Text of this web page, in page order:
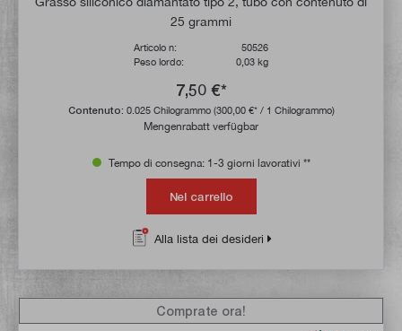
25 grammi
Articolo n:
50526
Peso lordo:
0,03 kg
7,50 €*
Contenuto: 0.025 Chilogrammo (300,00 €* / 1 Chilogrammo)
Mengenrabatt verfügbar
Tempo di consegna: 1-3 giorni lavorativi **
Nel carrello
Alla lista dei desideri
Comprate ora!